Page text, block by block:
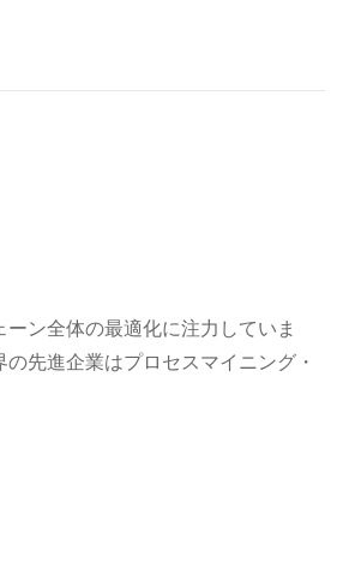
ン全体の最適化に注力していま
先進企業はプロセスマイニング・